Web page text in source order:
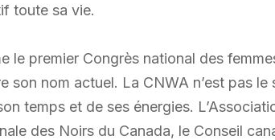
toute sa vie.
le premier Congrès national des
son nom actuel. La CNWA n’est pas le
temps et de ses énergies.
des Noirs du Canada, le Conseil